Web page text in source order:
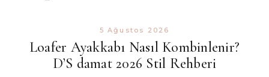
Loafer Ayakkabı Nasıl Kombinlenir?
D’S damat 2026 Stil Rehberi
5 Ağustos 2026